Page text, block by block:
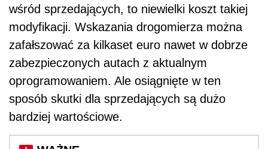
wśród sprzedających, to niewielki koszt takiej
modyfikacji. Wskazania drogomierza można
zafałszować za kilkaset euro nawet w dobrze
zabezpieczonych autach z aktualnym
oprogramowaniem. Ale osiągnięte w ten
sposób skutki dla sprzedających są dużo
bardziej wartościowe.